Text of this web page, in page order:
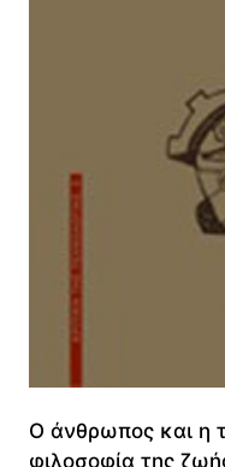
Ο άνθρωπος και η
φιλοσοφία της